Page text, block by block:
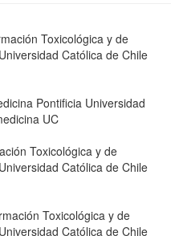
Toxicológica y de
Católica de Chile
Pontificia Universidad
UC
Toxicológica y de
Católica de Chile
Toxicológica y de
Católica de Chile